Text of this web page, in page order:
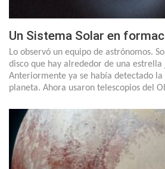
Un Sistema Solar en
Lo observó un equipo de astrónomos.
disco que hay alrededor de una estrella
Anteriormente ya se había detectado la
planeta. Ahora usaron telescopios del